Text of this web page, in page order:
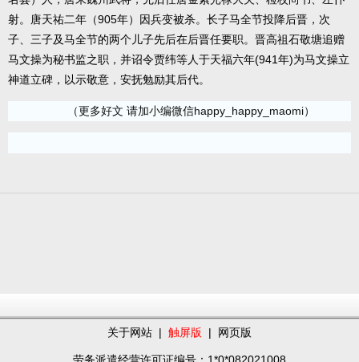
射。唐天祐二年（905年）因兵变被杀。长子马全节投降后晋，次
子、三子及马全节的两个儿子先后在后晋任要职。晋高祖石敬塘追赠
马文操为秘书监之职，并诏令贾纬等人于天福六年(941年)为马文操立
神道立碑，以示敬意，安抚勉励其后代。
（更多好文 请加小编微信happy_happy_maomi）
关于网站 | 触屏版 | 网页版